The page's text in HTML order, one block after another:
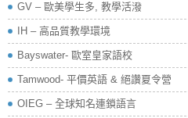
GV – 歐美學生多, 教學活潑
IH – 高品質教學環境
Bayswater- 歐室皇家語校
Tamwood- 平價英語 & 絕讚夏令營
OIEG – 全球知名連鎖語言